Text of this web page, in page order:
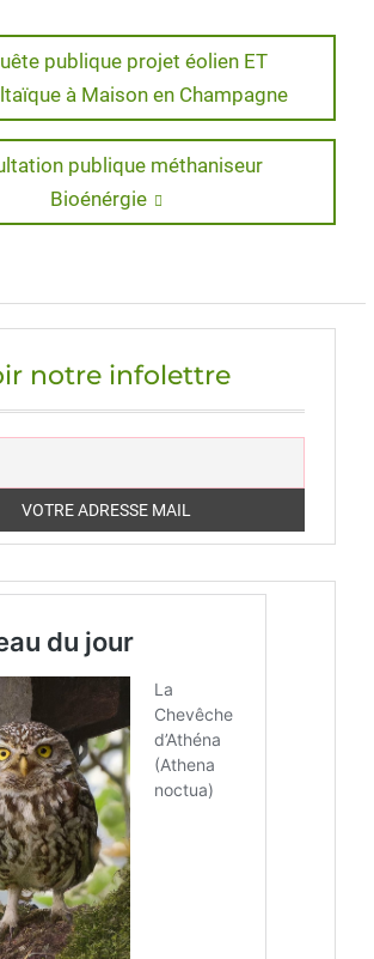
publique projet éolien ET
à Maison en Champagne
publique méthaniseur
Bioénérgie
notre infolettre